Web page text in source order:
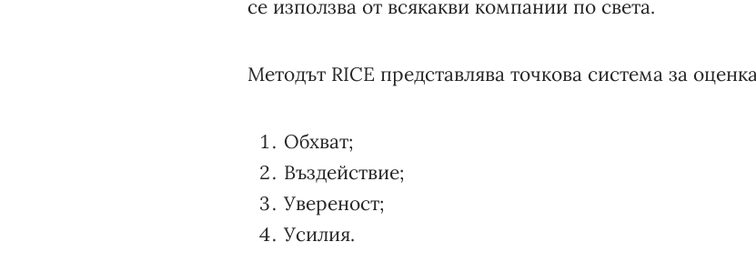
се използва от всякакви компании по света.
Методът RICE представлява точкова система за
Обхват;
Въздействие;
Увереност;
Усилия.